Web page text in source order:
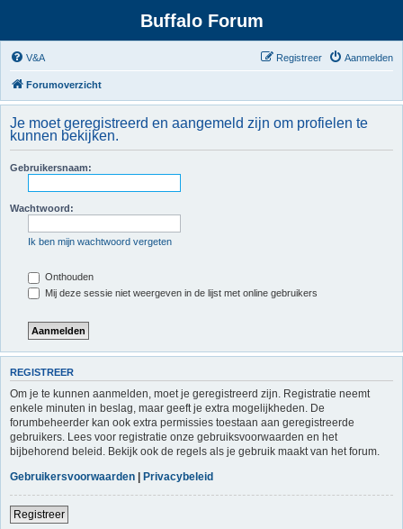
Buffalo Forum
V&A Aanmelden
Registreer
Forumoverzicht
Je moet geregistreerd en aangemeld zijn om profielen te
kunnen bekijken.
Gebruikersnaam:
Wachtwoord:
Ik ben mijn wachtwoord vergeten
Onthouden
Mij deze sessie niet weergeven in de lijst met online gebruikers
REGISTREER
Om je te kunnen aanmelden, moet je geregistreerd zijn. Registratie neemt
enkele minuten in beslag, maar geeft je extra mogelijkheden. De
forumbeheerder kan ook extra permissies toestaan aan geregistreerde
gebruikers. Lees voor registratie onze gebruiksvoorwaarden en het
bijbehorend beleid. Bekijk ook de regels als je gebruik maakt van het forum.
Gebruikersvoorwaarden | Privacybeleid
Registreer